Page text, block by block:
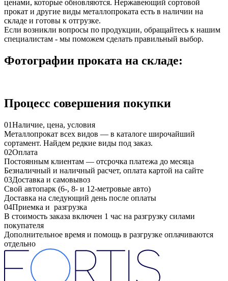
ценами, которые обновляются. Нержавеющий сортовой
прокат и другие виды металлопроката есть в наличии на
складе и готовы к отгрузке.
Если возникли вопросы по продукции, обращайтесь к нашим
специалистам - мы поможем сделать правильный выбор.
Фотографии проката на складе:
Процесс совершения покупки
01Наличие, цена, условия
Металлопрокат всех видов — в каталоге широчайший
сортамент. Найдем редкие виды под заказ.
02Оплата
Постоянным клиентам — отсрочка платежа до месяца
Безналичный и наличный расчет, оплата картой на сайте
03Доставка и самовывоз
Свой автопарк (6-, 8- и 12-метровые авто)
Доставка на следующий день после оплаты
04Приемка и разгрузка
В стоимость заказа включен 1 час на разгрузку силами
покупателя
Дополнительное время и помощь в разгрузке оплачиваются
отдельно